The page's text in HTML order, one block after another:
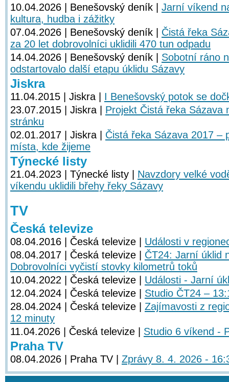
10.04.2026 | Benešovský deník | Jarní víkend
kultura, hudba i zážitky
07.04.2026 | Benešovský deník | Čistá řeka
za 20 let dobrovolníci uklidili 470 tun odpadu
14.04.2026 | Benešovský deník | Sobotní ráno
odstartovalo další etapu úklidu Sázavy
Jiskra
11.04.2015 | Jiskra | I Benešovský potok se
23.07.2015 | Jiskra | Projekt Čistá řeka Sázava
stránku
02.01.2017 | Jiskra | Čistá řeka Sázava 2017 –
místa, kde žijeme
Týnecké listy
21.04.2023 | Týnecké listy | Navzdory velké
víkendu uklidili břehy řeky Sázavy
TV
Česká televize
08.04.2016 | Česká televize | Události v
08.04.2017 | Česká televize | ČT24: Jarní úklid
Dobrovolníci vyčistí stovky kilometrů toků
10.04.2022 | Česká televize | Události - Jarní
12.04.2024 | Česká televize | Studio ČT24 –
28.04.2024 | Česká televize | Zajímavosti z
12 minuty
11.04.2026 | Česká televize | Studio 6 víkend -
Praha TV
08.04.2026 | Praha TV | Zprávy 8. 4. 2026 -